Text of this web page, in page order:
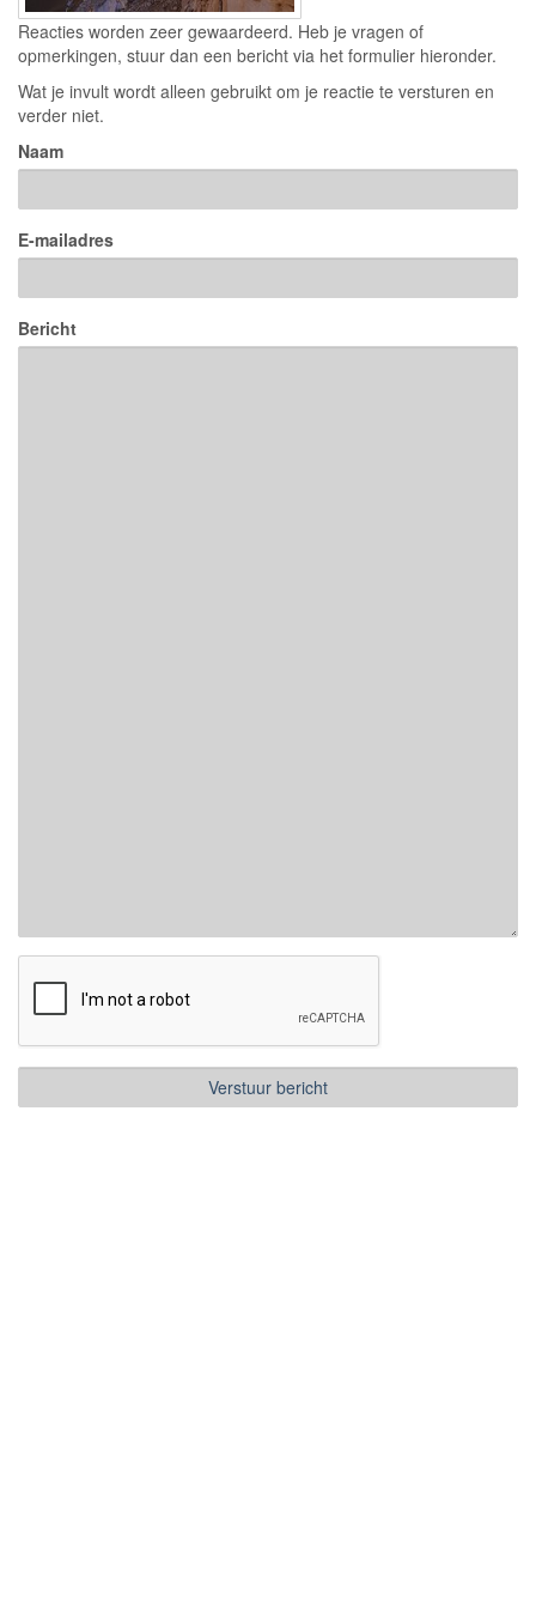
Reacties worden zeer gewaardeerd. Heb je vragen of
opmerkingen, stuur dan een bericht via het formulier hieronder.
Wat je invult wordt alleen gebruikt om je reactie te versturen en
verder niet.
Naam
E-mailadres
Bericht